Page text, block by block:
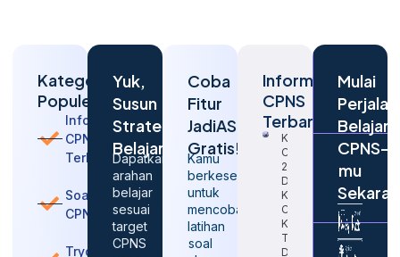
Kategori
Populer
Informasi
CPNS
Terbaru
Soal
CPNS
Tryout
Yuk,
Susun
Strategi
Belajarmu
Dapatkan
arahan
belajar
sesuai
target
CPNS
Coba
Fitur
JadiASN
Gratis!
Kamu
berkesempatan
untuk
mencoba
latihan
soal
Informasi
CPNS
Terbaru
Kapan
CPNS
2026
Dibuka
Kembali?
Cek
Kabar
Terbaru
Dari BKN
Mulai
Belajar
CPNS-
mu